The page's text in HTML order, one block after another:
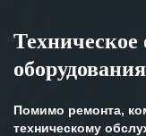
Техническое
оборудования
Помимо ремонта,
техническому